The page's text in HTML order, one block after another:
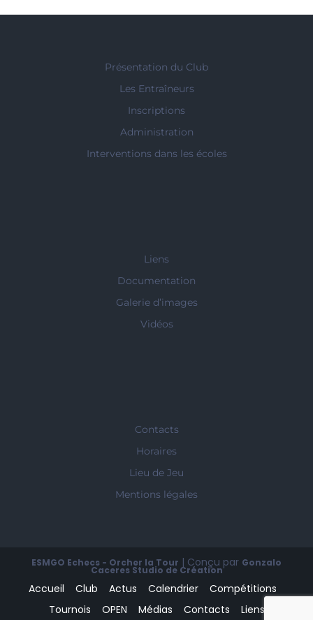
Présentation du Club
Les Entraîneurs
Inscriptions
Administration
Interventions dans les écoles
Liens
Documentation
Galerie d’images
Vidéos
Contacts
Horaires
Lieu de Jeu
Mentions légales
ESMGO Echecs - Orcher la Tour | Conçu par Gonzalo
Caceres Studio de Création
Accueil Club Actus Calendrier
Compétitions
Tournois
OPEN Médias Contacts Liens